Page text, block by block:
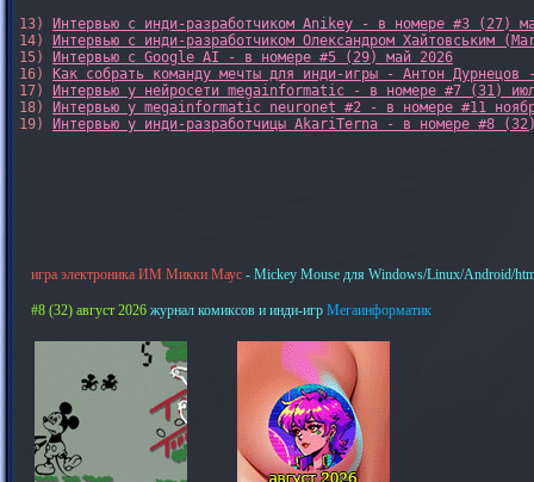
13)
Интервью с инди-разработчиком Anikey - в номере #3 (27)
14)
Интервью с инди-разработчиком Олександром Хайтовським
15)
Интервью с Google AI - в номере #5 (29) май 2026
16)
Как собрать команду мечты для инди-игры - Антон
17)
Интервью у нейросети megainformatic - в номере #7 (31)
18)
Интервью у megainformatic neuronet #2 - в номере #11
19)
Интервью у инди-разработчицы AkariTerna - в номере #8
игра электроника ИМ Микки Маус - Mickey Mouse для Windows/Linux/Android/
#8 (32) август 2026 журнал комиксов и инди-игр Мегаинформатик